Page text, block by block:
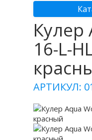
Кулер
16-L-
АРТИКУЛ: